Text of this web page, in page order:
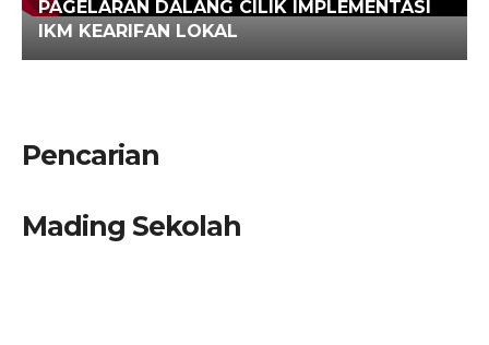
PAGELARAN DALANG CILIK IMPLEMENTASI
IKM KEARIFAN LOKAL
Pencarian
Mading Sekolah